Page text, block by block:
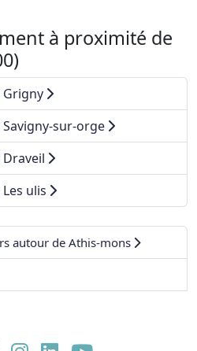
à proximité de
sur-orge
ulis
autour de Athis-mons